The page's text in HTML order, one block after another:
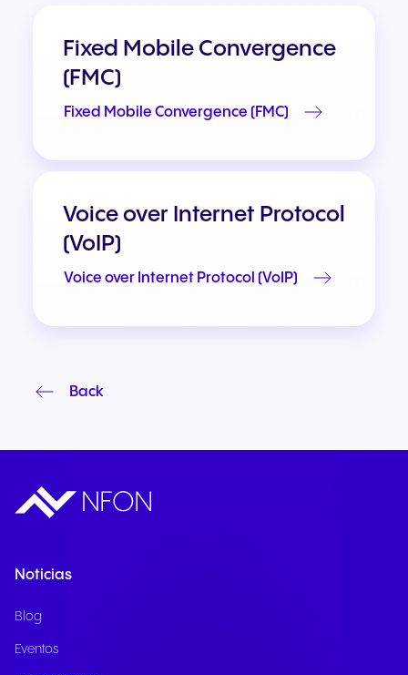
Fixed Mobile Convergence
(FMC)
Fixed Mobile Convergence (FMC)
Voice over Internet Protocol
(VoIP)
Voice over Internet Protocol (VoIP)
Back
Noticias
Blog
Eventos